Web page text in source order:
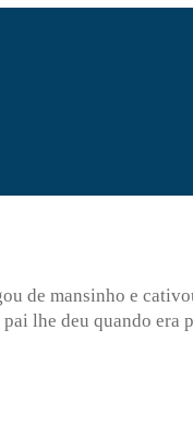
de mansinho e
lhe deu quando era